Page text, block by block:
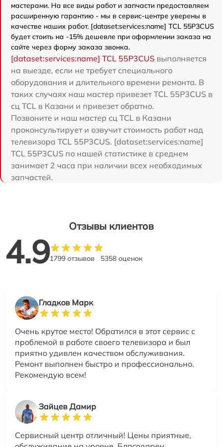
мастерами. На все виды работ и запчасти предоставляем
расширенную гарантию - мы в сервис-центре уверены в
качестве наших работ. [dataset:services:name] TCL 55P3CUS
будет стоить на -15% дешевле при оформлении заказа на
сайте через форму заказа звонка.
[dataset:services:name] TCL 55P3CUS выполняется
на выезде, если не требует специального
оборудования и длительного времени ремонта. В
таких случаях наш мастер привезет TCL 55P3CUS в
сц TCL в Казани и привезет обратно.
Позвоните и наш мастер сц TCL в Казани
проконсультирует и озвучит стоимость работ над
телевизора TCL 55P3CUS. [dataset:services:name]
TCL 55P3CUS по нашей статистике в среднем
занимает 2 часа при наличии всех необходимых
запчастей.
Отзывы клиентов
4.91799 отзывов 5358 оценок
Гладков Марк
Очень крутое место! Обратился в этот сервис с
проблемой в работе своего телевизора и был
приятно удивлен качеством обслуживания.
Ремонт выполнен быстро и профессионально.
Рекомендую всем!
Зайцев Дамир
Сервисный центр отличный! Цены приятные,